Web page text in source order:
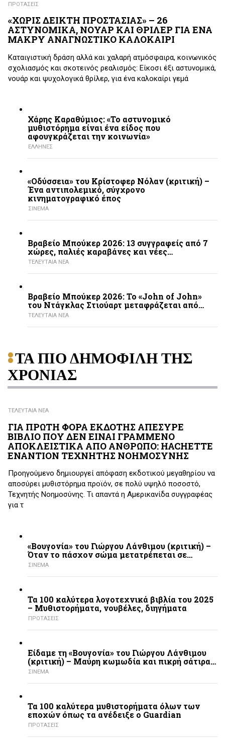
ΠΡΟΤΑΣΕΙΣ
«ΧΩΡΙΣ ΔΕΙΚΤΗ ΠΡΟΣΤΑΣΙΑΣ» – 26
ΑΣΤΥΝΟΜΙΚΑ, ΝΟΥΑΡ ΚΑΙ ΘΡΙΛΕΡ ΓΙΑ ΕΝΑ
ΜΑΚΡΥ ΑΝΑΓΝΩΣΤΙΚΟ ΚΑΛΟΚΑΙΡΙ
Καταιγιστική δράση αλλά και χαλαρή ατμόσφαιρα, κοινωνικός
σχολιασμός και σκοτεινός ρεαλισμός: Είκοσι έξι αστυνομικά,
νουάρ και ψυχολογικά θρίλερ, για ένα καλοκαίρι γεμά
Χάρης Καραθύμιος: «Το αστυνομικό
μυθιστόρημα είναι ένα είδος που
αφουγκράζεται την κοινωνία»
ΕΛΛΗΝΕΣ
«Οδύσσεια» του Κρίστοφερ Νόλαν (κριτική) –
Ένα αντιπολεμικό, σύγχρονο
κινηματογραφικό έπος
ΣΙΝΕΜΑ
Βραβείο Μπούκερ 2026: 13 συγγραφείς από 7
χώρες, παλιές καραβάνες και νέες…
ΤΕΛΕΥΤΑΙΑ ΝΕΑ
Βραβείο Μπούκερ 2026: Το «John of John»
του Ντάγκλας Στιούαρτ μεταφράζεται από…
ΤΕΛΕΥΤΑΙΑ ΝΕΑ
ΤΑ ΠΙΟ ΔΗΜΟΦΙΛΗ ΤΗΣ
ΧΡΟΝΙΑΣ
ΤΕΛΕΥΤΑΙΑ ΝΕΑ
ΓΙΑ ΠΡΩΤΗ ΦΟΡΑ ΕΚΔΟΤΗΣ ΑΠΕΣΥΡΕ
ΒΙΒΛΙΟ ΠΟΥ ΔΕΝ ΕΙΝΑΙ ΓΡΑΜΜΕΝΟ
ΑΠΟΚΛΕΙΣΤΙΚΑ ΑΠΟ ΑΝΘΡΩΠΟ: HACHETTE
ΕΝΑΝΤΙΟΝ ΤΕΧΝΗΤΗΣ ΝΟΗΜΟΣΥΝΗΣ
Προηγούμενο δημιουργεί απόφαση εκδοτικού μεγαθηρίου να
αποσύρει μυθιστόρημα προϊόν, σε πολύ υψηλό ποσοστό,
Τεχνητής Νοημοσύνης. Τι απαντά η Αμερικανίδα συγγραφέας
για τ
«Βουγονία» του Γιώργου Λάνθιμου (κριτική) –
Όταν το πάσχον σώμα μετατρέπεται σε…
ΣΙΝΕΜΑ
Τα 100 καλύτερα λογοτεχνικά βιβλία του 2025
– Mυθιστορήματα, νουβέλες, διηγήματα
ΠΡΟΤΑΣΕΙΣ
Είδαμε τη «Βουγονία» του Γιώργου Λάνθιμου
(κριτική) – Μαύρη κωμωδία και πικρή σάτιρα…
ΣΙΝΕΜΑ
Τα 100 καλύτερα μυθιστορήματα όλων των
εποχών όπως τα ανέδειξε ο Guardian
ΠΡΟΤΑΣΕΙΣ